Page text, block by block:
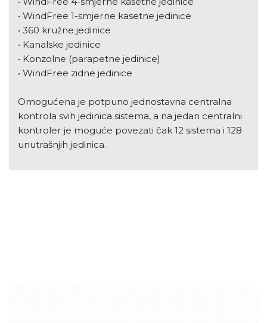
• WindFree 1-smjerne kasetne jedinice
• 360 kružne jedinice
• Kanalske jedinice
• Konzolne (parapetne jedinice)
• WindFree zidne jedinice
Omogućena je potpuno jednostavna centralna
kontrola svih jedinica sistema, a na jedan centralni
kontroler je moguće povezati čak 12 sistema i 128
unutrašnjih jedinica.